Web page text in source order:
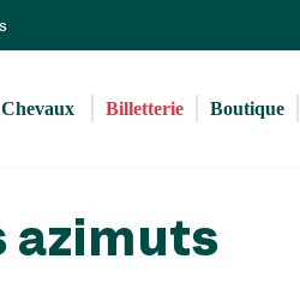
au
principal
Billetterie Boutique
azimuts